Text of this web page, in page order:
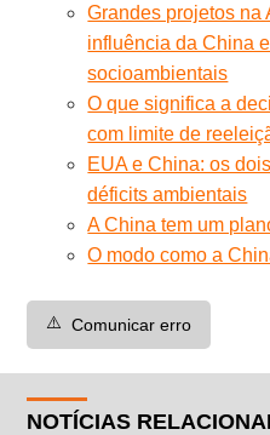
Grandes projetos na
influência da China
socioambientais
O que significa a
com limite de
EUA e China: os
déficits ambientais
A China tem um
O modo como a
⚠️ Comunicar erro
NOTÍCIAS